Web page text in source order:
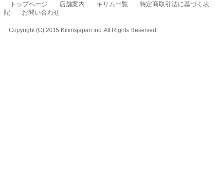
トップページ 店舗案内 キリム一覧
特定商取引法に基づく表
記
お問い合わせ
Copyright (C) 2015 Kilimsjapan inc. All Rights Reserved.